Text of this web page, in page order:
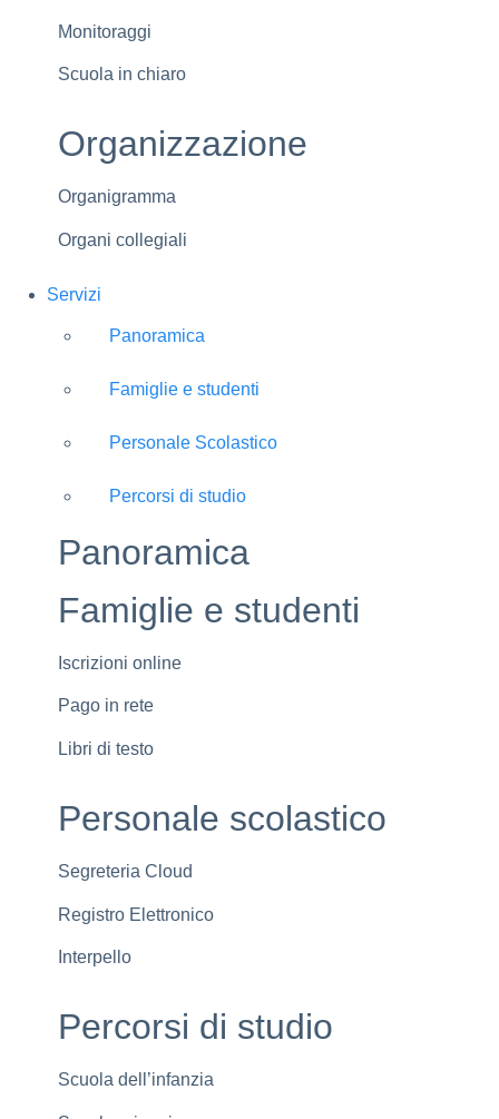
Monitoraggi
Scuola in chiaro
Organizzazione
Organigramma
Organi collegiali
Servizi
Panoramica
Famiglie e studenti
Personale Scolastico
Percorsi di studio
Panoramica
Famiglie e studenti
Iscrizioni online
Pago in rete
Libri di testo
Personale scolastico
Segreteria Cloud
Registro Elettronico
Interpello
Percorsi di studio
Scuola dell’infanzia